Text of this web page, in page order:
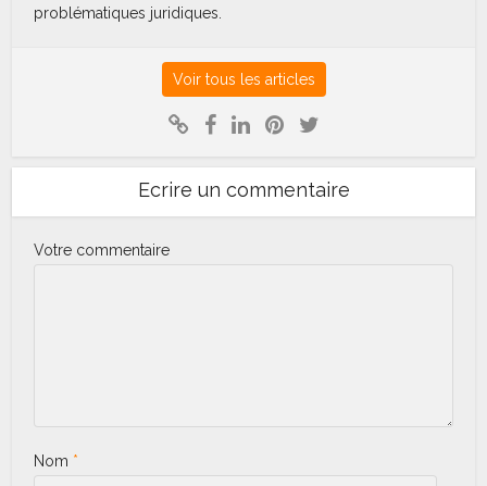
problématiques juridiques.
Voir tous les articles
Ecrire un commentaire
Votre commentaire
Nom *